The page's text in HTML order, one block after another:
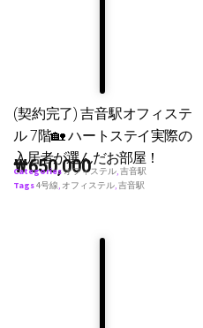
(契約完了) 吉音駅オフィステ
ル 7階🏡 ハートステイ実際の
入居者が選んだお部屋！
₩650,000
Categoriesオフィステル,吉音駅
Tags4号線, オフィステル,吉音駅